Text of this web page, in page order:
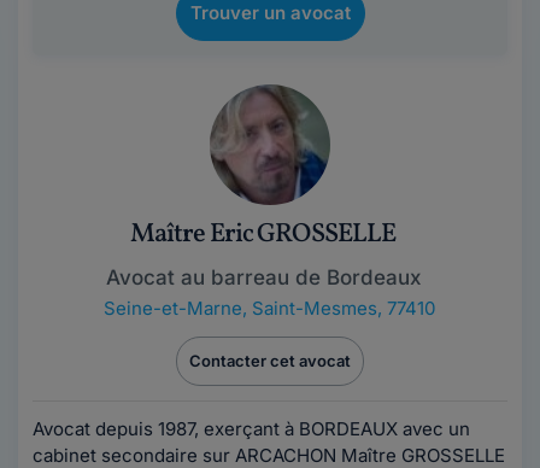
Trouver un avocat
Maître Eric GROSSELLE
Avocat au barreau de Bordeaux
Seine-et-Marne, Saint-Mesmes, 77410
Contacter cet avocat
Avocat depuis 1987, exerçant à BORDEAUX avec un
cabinet secondaire sur ARCACHON Maître GROSSELLE